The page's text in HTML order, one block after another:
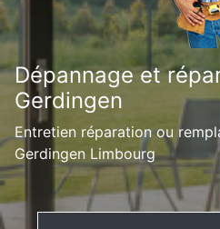
Dépannage et
Gerdingen
Entretien réparation ou
Gerdingen Limbourg